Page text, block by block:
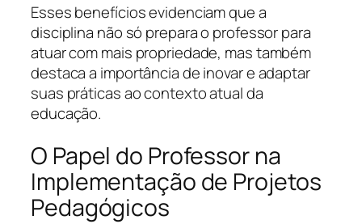
Esses benefícios evidenciam que a
disciplina não só prepara o professor para
atuar com mais propriedade, mas também
destaca a importância de inovar e adaptar
suas práticas ao contexto atual da
educação.
O Papel do Professor na
Implementação de Projetos
Pedagógicos